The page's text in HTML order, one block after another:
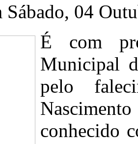
Sábado, 04
É com
Municipal
pelo
conhecido